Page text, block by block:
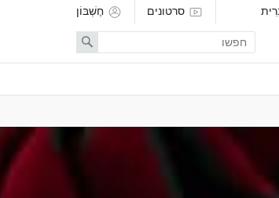
סרטונים חֶשְׁבּוֹן
Enter
search
term
Search